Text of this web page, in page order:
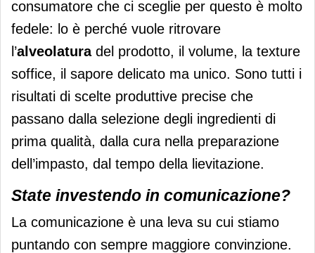
consumatore che ci sceglie per questo è molto
fedele: lo è perché vuole ritrovare
l’alveolatura del prodotto, il volume, la texture
soffice, il sapore delicato ma unico. Sono tutti i
risultati di scelte produttive precise che
passano dalla selezione degli ingredienti di
prima qualità, dalla cura nella preparazione
dell’impasto, dal tempo della lievitazione.
State investendo in comunicazione?
La comunicazione è una leva su cui stiamo
puntando con sempre maggiore convinzione.